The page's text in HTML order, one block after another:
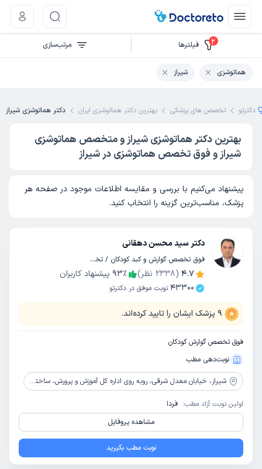
دکترتو تخصص های پزشکی بهترین دکتر هماتوشزی ایران دکتر هماتوشزی شیراز
بهترین دکتر هماتوشزی شیراز و متخصص هماتوشزی
شیراز و فوق تخصص هماتوشزی در شیراز
پیشنهاد می‌کنیم با بررسی و مقایسه اطلاعات موجود در صفحه هر
پزشک، مناسب‌ترین گزینه را انتخاب کنید.
دکتر سید محسن دهقانی
فوق تخصص گوارش و کبد کودکان / تخصص کودکان و اطفال
4.7
(
2338 نظر) 93٪
پیشنهاد کاربران
43300 نوبت موفق در دکترتو
9 پزشک ایشان را تایید کرده‌اند.
فوق تخصص گوارش کودکان
نوبت‌دهی مطب
شیراز، خیابان معدل شرقی، روبه روی اداره کل آموزش و پرورش، ساختمان شاپرک، طبقه سوم، واحد 14
اولین نوبت آزاد مطب: فردا
مشاهده پروفایل
نوبت مطب بگیرید
2 فیلتر‌ها مرتب‌سازی
هماتوشزی شیراز